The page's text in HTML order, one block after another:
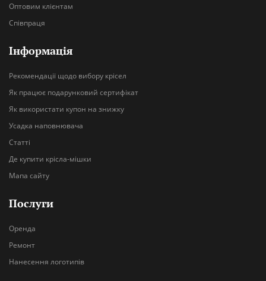
Оптовим клієнтам
Співпраця
Інформація
Рекомендації щодо вибору крісел
Як працює подарунковий сертифікат
Як використати купон на знижку
Усадка наповнювача
Статті
Де купити крісла-мішки
Мапа сайту
Послуги
Оренда
Ремонт
Нанесення логотипів